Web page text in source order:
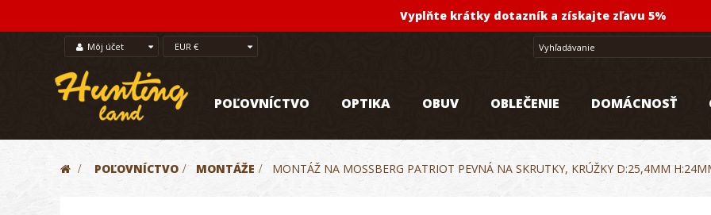
Vyplňte krátky dotazník a získajte zľavu 5%
Môj účet EUR €
POĽOVNÍCTVO OPTIKA OBUV OBLEČENIE DOMÁCNOSŤ
> POĽOVNÍCTVO > MONTÁŽE > MONTÁŽ NA MOSSBERG PATRIOT PEVNÁ NA SKRUTKY, KRÚŽKY D:25,4MM